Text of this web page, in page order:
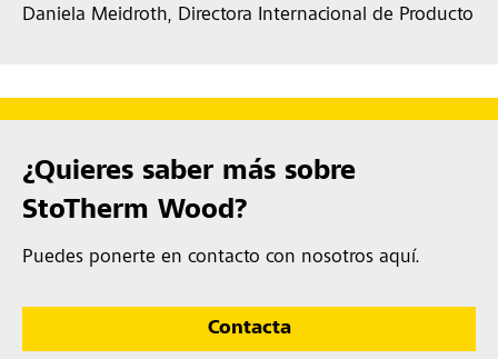
Daniela Meidroth, Directora Internacional de Producto
¿Quieres saber más sobre
StoTherm Wood?
Puedes ponerte en contacto con nosotros aquí.
Contacta